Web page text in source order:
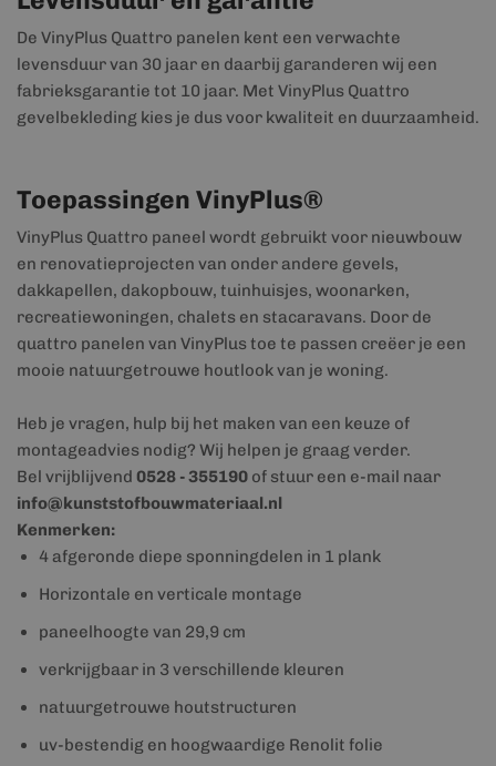
De VinyPlus Quattro panelen kent een verwachte
levensduur van 30 jaar en daarbij garanderen wij een
fabrieksgarantie tot 10 jaar. Met VinyPlus Quattro
gevelbekleding kies je dus voor kwaliteit en duurzaamheid.
Toepassingen VinyPlus®
VinyPlus Quattro paneel wordt gebruikt voor nieuwbouw
en renovatieprojecten van onder andere gevels,
dakkapellen, dakopbouw, tuinhuisjes, woonarken,
recreatiewoningen, chalets en stacaravans. Door de
quattro panelen van VinyPlus toe te passen creëer je een
mooie natuurgetrouwe houtlook van je woning.
Heb je vragen, hulp bij het maken van een keuze of
montageadvies nodig? Wij helpen je graag verder.
Bel vrijblijvend 0528 - 355190 of stuur een e-mail naar
info@kunststofbouwmateriaal.nl
Kenmerken:
4 afgeronde diepe sponningdelen in 1 plank
Horizontale en verticale montage
paneelhoogte van 29,9 cm
verkrijgbaar in 3 verschillende kleuren
natuurgetrouwe houtstructuren
uv-bestendig en hoogwaardige Renolit folie